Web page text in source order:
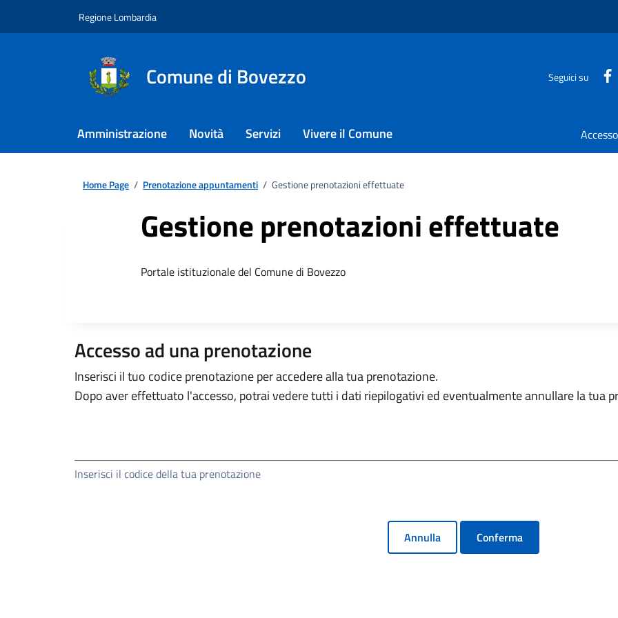
Regione Lombardia
Comune di Bovezzo Seguici su
Amministrazione Novità Servizi Vivere il Comune
Home Page / Prenotazione appuntamenti / Gestione prenotazioni effettuate
Gestione prenotazioni effettuate
Portale istituzionale del Comune di Bovezzo
Accesso ad una prenotazione
Inserisci il tuo codice prenotazione per accedere alla tua prenotazione.
Dopo aver effettuato l'accesso, potrai vedere tutti i dati riepilogativi ed eventualmente annullare la tua
Inserisci il codice della tua prenotazione
Annulla Conferma